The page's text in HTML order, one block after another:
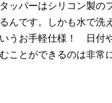
ッパーはシリコン製の
んです。しかも水で洗
うお手軽仕様！ 日付
ことができるのは非常